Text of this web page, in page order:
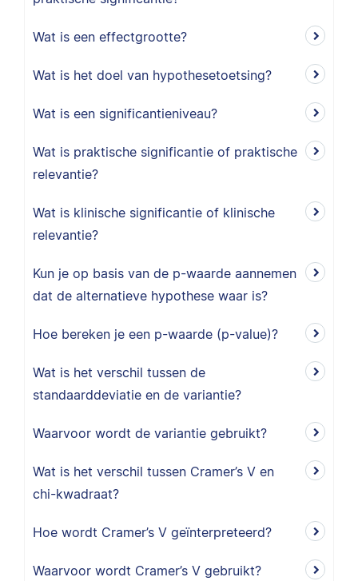
Wat is een effectgrootte?
Wat is het doel van hypothesetoetsing?
Wat is een significantieniveau?
Wat is praktische significantie of praktische
relevantie?
Wat is klinische significantie of klinische
relevantie?
Kun je op basis van de p-waarde aannemen
dat de alternatieve hypothese waar is?
Hoe bereken je een p-waarde (p-value)?
Wat is het verschil tussen de
standaarddeviatie en de variantie?
Waarvoor wordt de variantie gebruikt?
Wat is het verschil tussen Cramer’s V en
chi-kwadraat?
Hoe wordt Cramer’s V geïnterpreteerd?
Waarvoor wordt Cramer’s V gebruikt?